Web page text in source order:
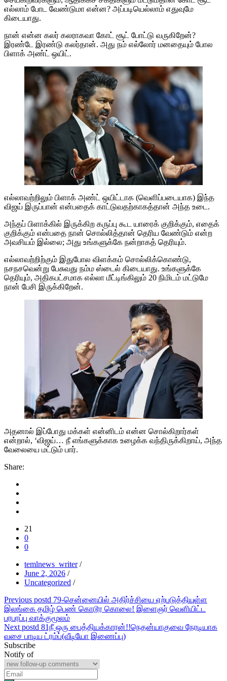
எல்லாம் போட வேண்டுமா என்ன? அப்படியெல்லாம் எதுவுமே
கிடையாது.
நான் என்ன கலர் கலராகவா கோட் சூட் போட்டு வருகிறேன்?
இரண்டே இரண்டு கலர்தான். அது நம் எல்லோர் மனதையும் போல
பிளாக் அண்ட் ஒயிட்.
எல்லாவற்றிலும் பிளாக் அண்ட் ஒயிட்டாக (வெளிப்படையாக) இந்த
விஜய் இருப்பான் என்பதைக் காட்டுவதற்காகத்தான் அந்த உடை.
அந்தப் பிளாக்கில் இருக்கிற கருப்பு கூட யாரைக் குறிக்கும், எதைக்
குறிக்கும் என்பதை நான் சொல்லித்தான் தெரிய வேண்டும் என்ற
அவசியம் இல்லை; அது உங்களுக்கே நன்றாகத் தெரியும்.
எல்லாவற்றிற்கும் இதுபோல விளக்கம் சொல்லிக்கொண்டு,
நசநசவென்று பேசுவது நம்ம ஸ்டைல் கிடையாது. உங்களுக்கே
தெரியும், அதிகபட்சமாக எல்லா மீட்டிங்கிலும் 20 நிமிடம் மட்டுமே
நான் பேசி இருக்கிறேன்.
அதனால் இப்போது மக்கள் என்னிடம் என்ன சொல்கிறார்கள்
என்றால், ‘விஜய்… நீ எங்களுக்காக உழைக்க வந்திருக்கிறாய், அந்த
வேலையை மட்டும் பார்.
Share:
21
0
0
temlnews_writer /
June 2, 2026 /
Uncategorized /
Post
navigation
Previous postd 79-சென்னையில் அதிர்ச்சியை ஏற்படுத்தியுள்ள
இலங்கை தமிழ் பெண் கொடூர கொலை! இளைஞர் வெளியிட்ட
பரபரப்பு வாக்குமூலம்
Next postd 81நீ ஒரு பைத்தியக்காரன்!!நெதன்யாகுவை நேரடியாக
வசை பாடிய ட்ரம்ப்(வீடியோ இணைப்பு)
Subscribe
Notify of